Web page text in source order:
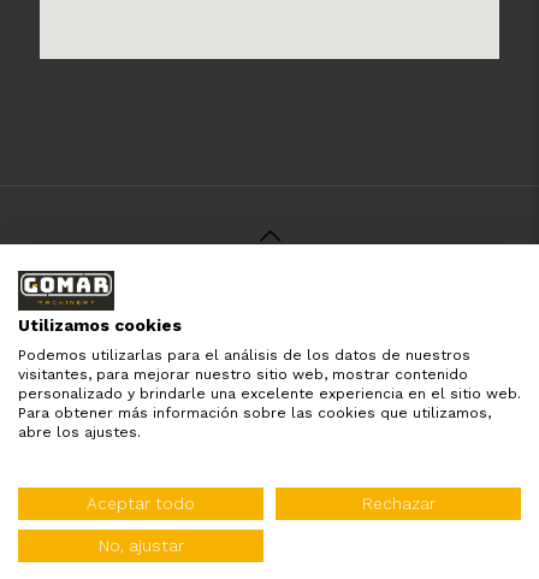
© 2021 Gomar Machinery -
Privacidad
Todas las marcas aquí mencionadas son de simple
referencia, es solo para especificar los productos que
comercializamos y el servicio que brindamos. Nuestra
empresa respeta todos los derechos de marca reservados
Diseñado por:
Distribuidor oficial de:
Utilizamos cookies
Podemos utilizarlas para el análisis de los datos de nuestros
visitantes, para mejorar nuestro sitio web, mostrar contenido
personalizado y brindarle una excelente experiencia en el sitio web.
Para obtener más información sobre las cookies que utilizamos,
abre los ajustes.
Aceptar todo Rechazar
No, ajustar